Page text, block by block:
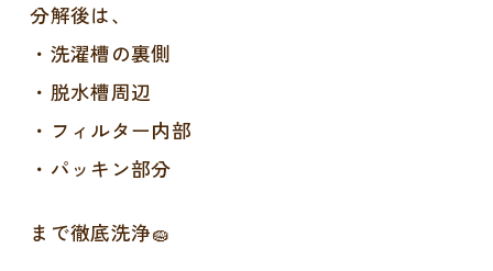
分解後は、
・洗濯槽の裏側
・脱水槽周辺
・フィルター内部
・パッキン部分
まで徹底洗浄🧽